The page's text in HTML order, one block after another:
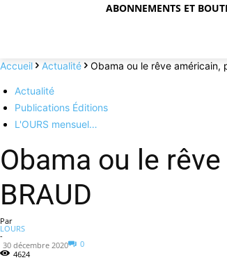
ABONNEMENTS ET
Accueil Actualité Obama ou le rêve américain,
Actualité
Publications Éditions
L'OURS mensuel…
Obama ou le
BRAUD
Par
LOURS
-
30 décembre 2020
0
4624